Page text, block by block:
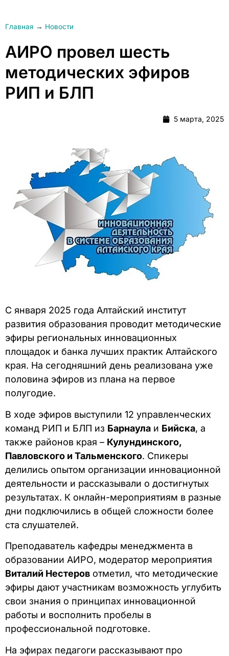
Главная → Новости
АИРО провел шесть
методических эфиров
РИП и БЛП
5 марта, 2025
С января 2025 года Алтайский институт
развития образования проводит методические
эфиры региональных инновационных
площадок и банка лучших практик Алтайского
края. На сегодняшний день реализована уже
половина эфиров из плана на первое
полугодие.
В ходе эфиров выступили 12 управленческих
команд РИП и БЛП из Барнаула и Бийска, а
также районов края – Кулундинского,
Павловского и Тальменского. Спикеры
делились опытом организации инновационной
деятельности и рассказывали о достигнутых
результатах. К онлайн-мероприятиям в разные
дни подключились в общей сложности более
ста слушателей.
Преподаватель кафедры менеджмента в
образовании АИРО, модератор мероприятия
Виталий Нестеров отметил, что методические
эфиры дают участникам возможность углубить
свои знания о принципах инновационной
работы и восполнить пробелы в
профессиональной подготовке.
На эфирах педагоги рассказывают про